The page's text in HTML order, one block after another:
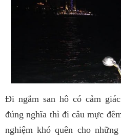
Đi ngắm san hô có cảm
đúng nghĩa thì đi câu mực
nghiệm khó quên cho